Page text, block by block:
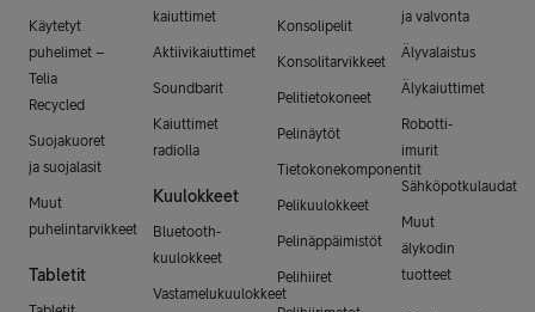
Käytetyt
puhelimet –
Telia
Recycled
Suojakuoret
ja suojalasit
Muut
puhelintarvikkeet
Tabletit
kaiuttimet
Aktiivikaiuttimet
Soundbarit
Kaiuttimet
radiolla
Kuulokkeet
Bluetooth-
kuulokkeet
Vastamelukuulokkeet
Konsolipelit
Konsolitarvikkeet
Pelitietokoneet
Pelinäytöt
Tietokonekomponentit
Pelikuulokkeet
Pelinäppäimistöt
Pelihiiret
ja valvonta
Älyvalaistus
Älykaiuttimet
Robotti-
imurit
Sähköpotkulaudat
Muut
älykodin
tuotteet